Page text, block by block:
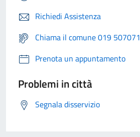
Richiedi Assistenza
Chiama il comune 019 507071
Prenota un appuntamento
Problemi in città
Segnala disservizio